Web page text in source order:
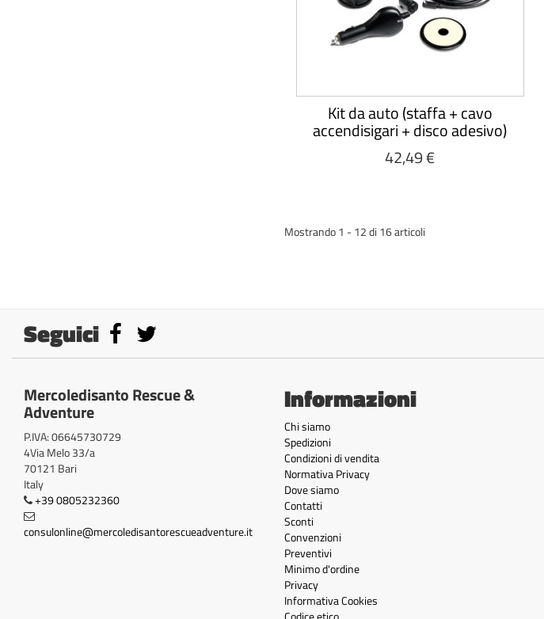
Kit da auto (staffa + cavo
accendisigari + disco adesivo)
42,49 €
Mostrando 1 - 12 di 16 articoli
Seguici
Mercoledisanto Rescue &
Adventure
P.IVA: 06645730729
4Via Melo 33/a
70121 Bari
Italy
+39 0805232360
consulonline@mercoledisantorescueadventure.it
Informazioni
Chi siamo
Spedizioni
Condizioni di vendita
Normativa Privacy
Dove siamo
Contatti
Sconti
Convenzioni
Preventivi
Minimo d'ordine
Privacy
Informativa Cookies